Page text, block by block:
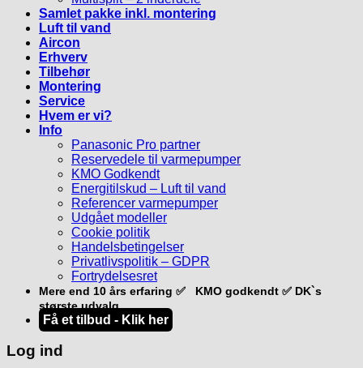
Samlet pakke inkl. montering
Luft til vand
Aircon
Erhverv
Tilbehør
Montering
Service
Hvem er vi?
Info
Panasonic Pro partner
Reservedele til varmepumper
KMO Godkendt
Energitilskud – Luft til vand
Referencer varmepumper
Udgået modeller
Cookie politik
Handelsbetingelser
Privatlivspolitik – GDPR
Fortrydelsesret
Mere end 10 års erfaring ✅ KMO godkendt ✅ DK`s
største udvalg
Få et tilbud - Klik her
Log ind